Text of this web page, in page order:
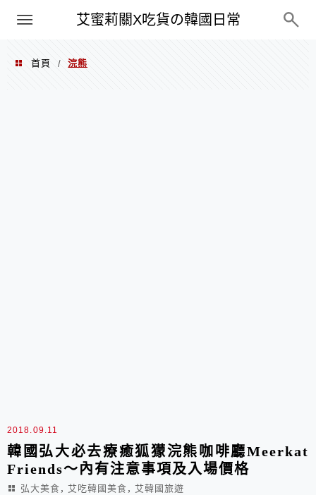
艾蜜莉關X吃貨の韓國日常
PXN
首頁 / 浣熊
2018.09.11
韓國弘大必去療癒狐獴浣熊咖啡廳Meerkat
Friends～內有注意事項及入場價格
弘大美食 , 艾吃韓國美食 , 艾韓國旅遊